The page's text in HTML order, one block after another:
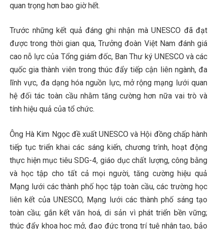
quan trọng hơn bao giờ hết.
Trước những kết quả đáng ghi nhận mà UNESCO đã đạt
được trong thời gian qua, Trưởng đoàn Việt Nam đánh giá
cao nỗ lực của Tổng giám đốc, Ban Thư ký UNESCO và các
quốc gia thành viên trong thúc đẩy tiếp cận liên ngành, đa
lĩnh vực, đa dạng hóa nguồn lực, mở rộng mạng lưới quan
hệ đối tác toàn cầu nhằm tăng cường hơn nữa vai trò và
tính hiệu quả của tổ chức.
Ông Hà Kim Ngọc đề xuất UNESCO và Hội đồng chấp hành
tiếp tục triển khai các sáng kiến, chương trình, hoạt động
thực hiện mục tiêu SDG-4, giáo dục chất lượng, công bằng
và học tập cho tất cả mọi người, tăng cường hiệu quả
Mạng lưới các thành phố học tập toàn cầu, các trường học
liên kết của UNESCO, Mạng lưới các thành phố sáng tạo
toàn cầu; gắn kết văn hoá, di sản vì phát triển bền vững;
thúc đẩy khoa học mở, đạo đức trong trí tuệ nhân tạo, bảo